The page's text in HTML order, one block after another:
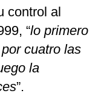
control al
“lo primero
cuatro las
la
”.